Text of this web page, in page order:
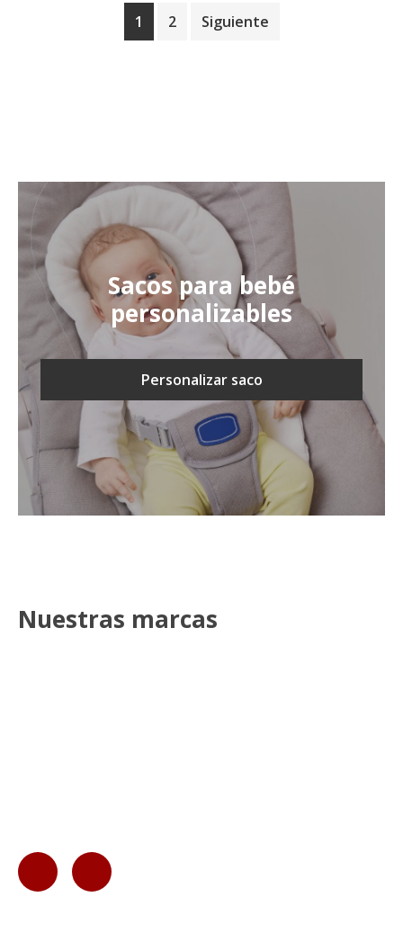
1 2 Siguiente
Sacos para bebé
personalizables
Personalizar saco
Nuestras marcas